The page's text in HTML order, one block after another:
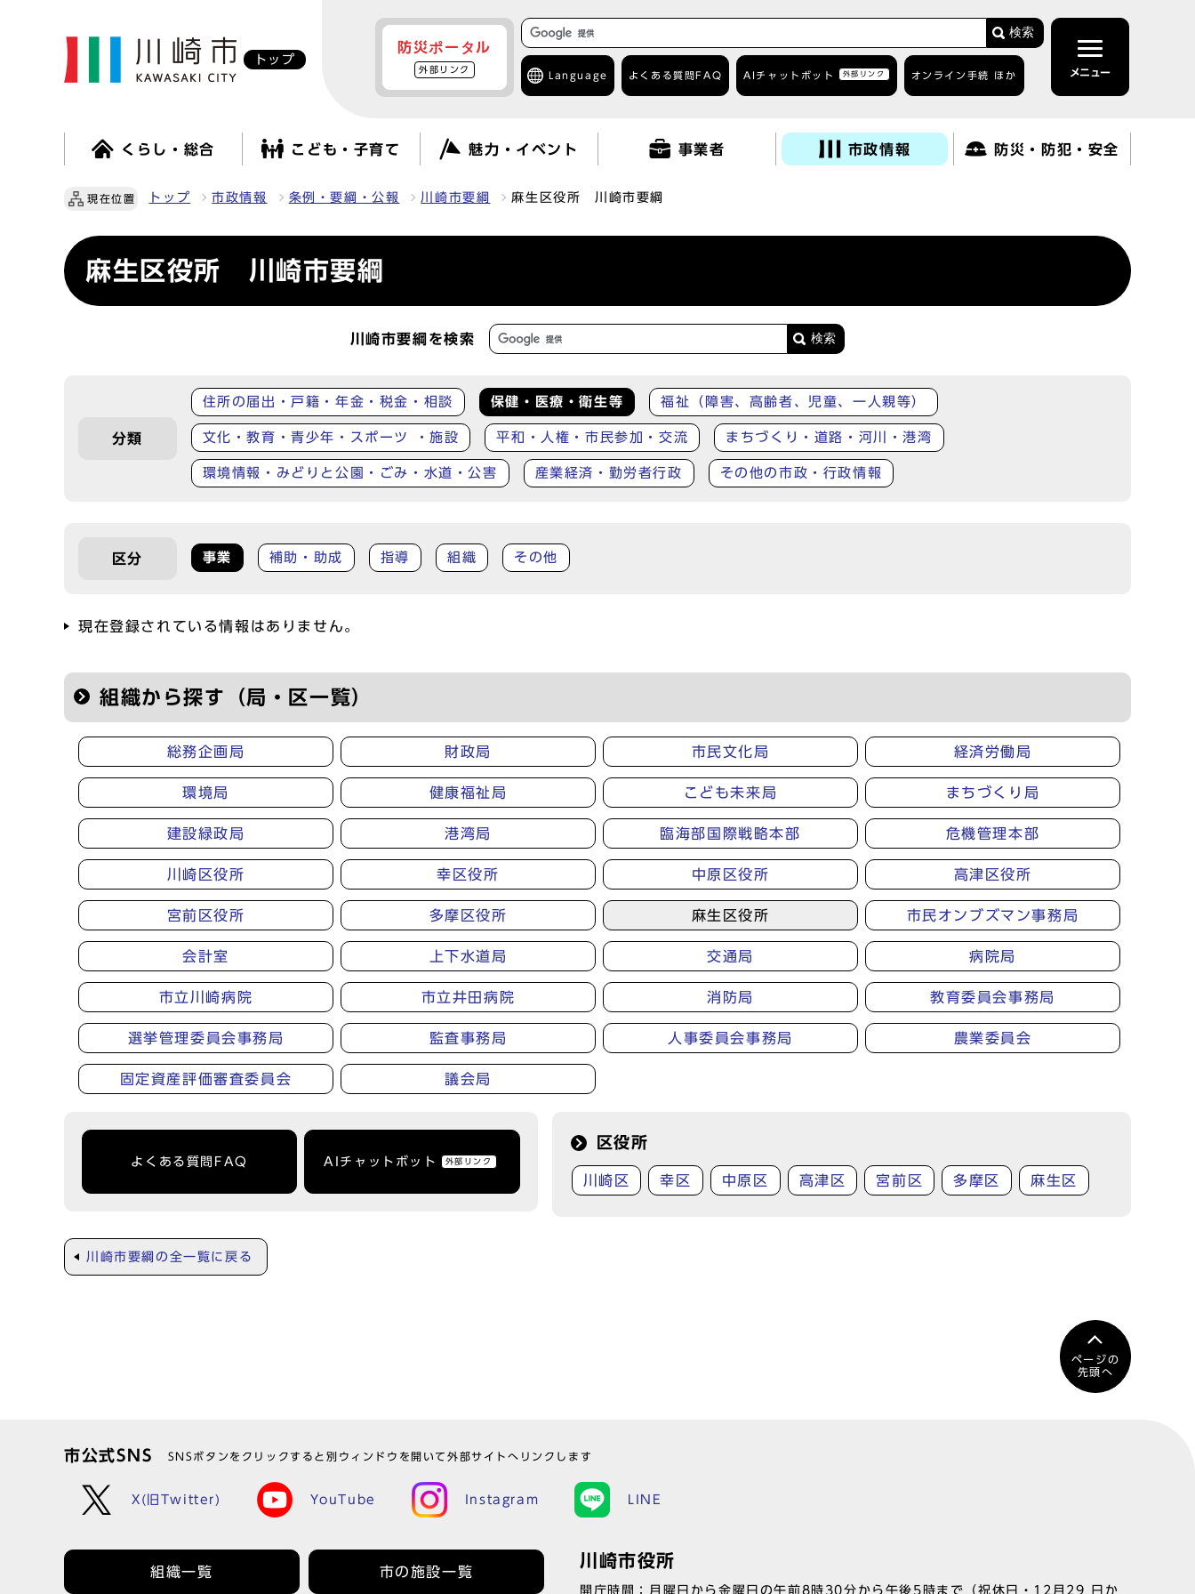
トップ
防災ポータル
外部リンク
検索
Language よくある質問 FAQ AIチャットボット 外部リンク オンライン手続 ほか メニュー
くらし・総合 こども・子育て 魅力・イベント 事業者 市政情報 防災・防犯・安全
現在位置 トップ 市政情報 条例・要綱・公報 川崎市要綱 麻生区役所 川崎市要綱
麻生区役所 川崎市要綱
川崎市要綱を検索
分類
住所の届出・戸籍・年金・税金・相談 保健・医療・衛生等 福祉（障害、高齢者、児童、一人親等）
文化・教育・青少年・スポーツ ・施設 平和・人権・市民参加・交流 まちづくり・道路・河川・港湾
環境情報・みどりと公園・ごみ・水道・公害 産業経済・勤労者行政 その他の市政・行政情報
区分 事業 補助・助成 指導 組織 その他
現在登録されている情報はありません。
組織から探す（局・区一覧）
総務企画局 財政局 市民文化局 経済労働局
環境局 健康福祉局 こども未来局 まちづくり局
建設緑政局 港湾局 臨海部国際戦略本部 危機管理本部
川崎区役所 幸区役所 中原区役所 高津区役所
宮前区役所 多摩区役所 麻生区役所 市民オンブズマン事務局
会計室 上下水道局 交通局 病院局
市立川崎病院 市立井田病院 消防局 教育委員会事務局
選挙管理委員会事務局 監査事務局 人事委員会事務局 農業委員会
固定資産評価審査委員会 議会局
よくある質問FAQ AIチャットボット 外部リンク
区役所
川崎区 幸区 中原区 高津区 宮前区 多摩区 麻生区
川崎市要綱の全一覧に戻る
ページの
先頭へ
市公式SNS SNSボタンをクリックすると別ウィンドウを開いて外部サイトへリンクします
X(旧Twitter) YouTube Instagram LINE
組織一覧 市の施設一覧
川崎市役所
開庁時間：月曜日から金曜日の午前8時30分から午後5時まで（祝休日・12月29 日か